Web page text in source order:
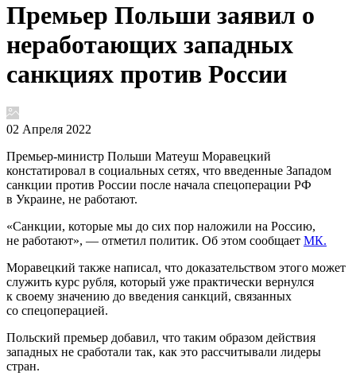
Премьер Польши заявил о
неработающих западных
санкциях против России
02 Апреля 2022
Премьер-министр Польши Матеуш Моравецкий
констатировал в социальных сетях, что введенные Западом
санкции против России после начала спецоперации РФ
в Украине, не работают.
«Санкции, которые мы до сих пор наложили на Россию,
не работают», — отметил политик. Об этом сообщает МК.
Моравецкий также написал, что доказательством этого может
служить курс рубля, который уже практически вернулся
к своему значению до введения санкций, связанных
со спецоперацией.
Польский премьер добавил, что таким образом действия
западных не сработали так, как это рассчитывали лидеры
стран.